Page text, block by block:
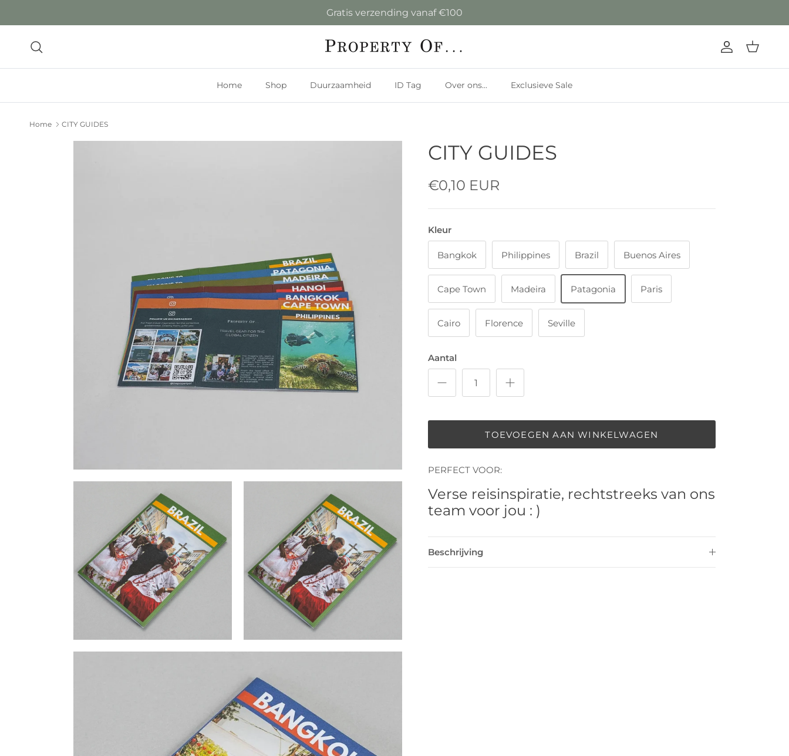
Gratis verzending vanaf €100
Account
Home Shop Duurzaamheid ID Tag Over ons... Exclusieve Sale
Home CITY GUIDES
CITY GUIDES
€0,10 EUR
Kleur
Bangkok Philippines Brazil Buenos Aires
Cape Town Madeira Patagonia Paris
Cairo Florence Seville
Aantal
TOEVOEGEN AAN WINKELWAGEN
PERFECT VOOR:
Verse reisinspiratie, rechtstreeks van ons
team voor jou : )
Beschrijving